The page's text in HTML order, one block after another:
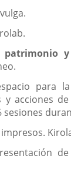
patrimonio
para
y acciones